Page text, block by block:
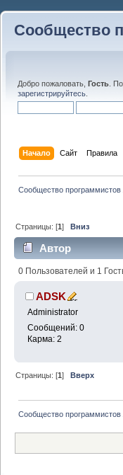
Сообщество
Добро пожаловать, Гость .
зарегистрируйтесь
Начало Сайт Правила
Сообщество
Страницы: [1]Вниз
Автор
0 Пользователей и 1
ADSK
Administrator
Сообщений: 0
Карма: 2
Страницы: [1]Вверх
Сообщество